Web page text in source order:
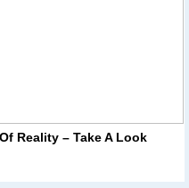
Reality – Take A Look